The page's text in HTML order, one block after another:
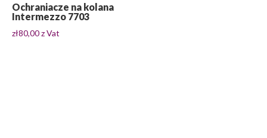
Ochraniacze na kolana
Intermezzo 7703
zł80,00z Vat